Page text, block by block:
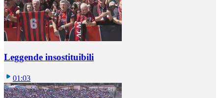
Leggende insostituibili
01:03